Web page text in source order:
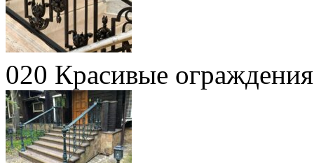
020 Красивые